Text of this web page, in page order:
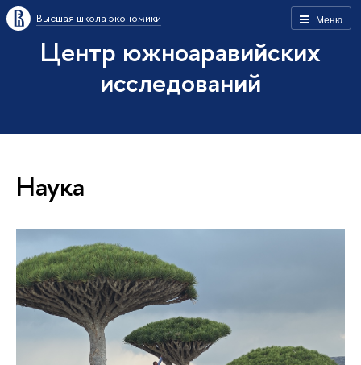
Меню
Высшая школа экономики
Центр южноаравийских
исследований
Наука